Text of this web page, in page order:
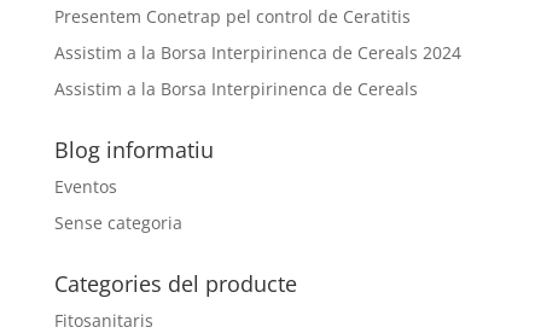
Presentem Conetrap pel control de Ceratitis
Assistim a la Borsa Interpirinenca de Cereals 2024
Assistim a la Borsa Interpirinenca de Cereals
Blog informatiu
Eventos
Sense categoria
Categories del producte
Fitosanitaris